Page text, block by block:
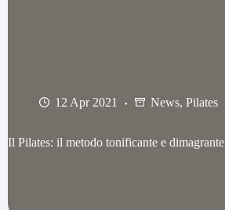
12 Apr 2021 News, Pilates
Il Pilates: il metodo tonificante e dimagrante